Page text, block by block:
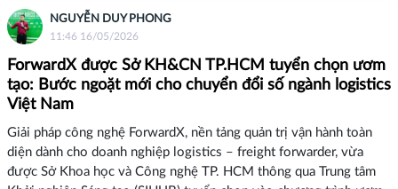
NGUYỄN DUY PHONG
11:46 16/05/2026
ForwardX được Sở KH&CN TP.HCM tuyển chọn ươm
tạo: Bước ngoặt mới cho chuyển đổi số ngành logistics
Việt Nam
Giải pháp công nghệ ForwardX, nền tảng quản trị vận hành toàn
diện dành cho doanh nghiệp logistics – freight forwarder, vừa
được Sở Khoa học và Công nghệ TP. HCM thông qua Trung tâm